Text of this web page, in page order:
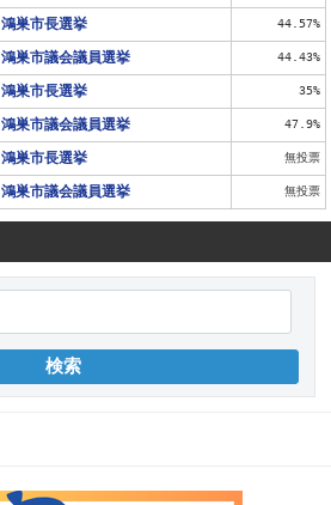
鴻巣市長選挙 44.57%
鴻巣市議会議員選挙 44.43%
鴻巣市長選挙 35%
鴻巣市議会議員選挙 47.9%
鴻巣市長選挙 無投票
鴻巣市議会議員選挙 無投票